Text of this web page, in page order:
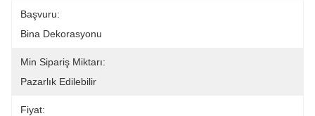
Başvuru:
Bina Dekorasyonu
Min Sipariş Miktarı:
Pazarlık Edilebilir
Fiyat: